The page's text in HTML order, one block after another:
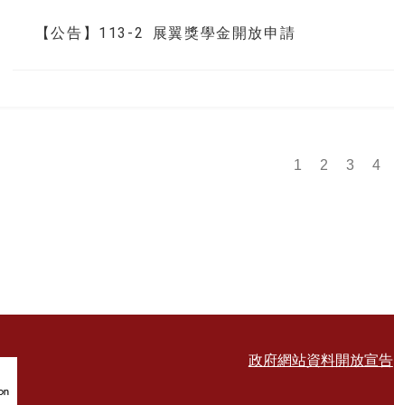
【公告】113-2 展翼獎學金開放申請
1 2 3 4
政府網站資料開放宣告